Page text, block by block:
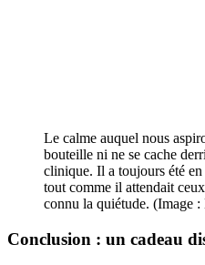
Le calme auquel nous
bouteille ni ne se cache
clinique. Il a toujours été
tout comme il attendait
connu la quiétude. (Image
Conclusion : un cadeau